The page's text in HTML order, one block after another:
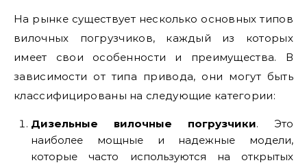
На рынке существует несколько основных типов
вилочных погрузчиков, каждый из которых
имеет свои особенности и преимущества. В
зависимости от типа привода, они могут быть
классифицированы на следующие категории:
Дизельные вилочные погрузчики. Это
наиболее мощные и надежные модели,
которые часто используются на открытых